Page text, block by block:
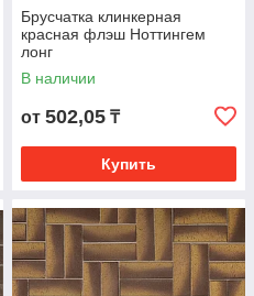
Брусчатка клинкерная
красная флэш Ноттингем
лонг
В наличии
от 502,05 ₸
Купить